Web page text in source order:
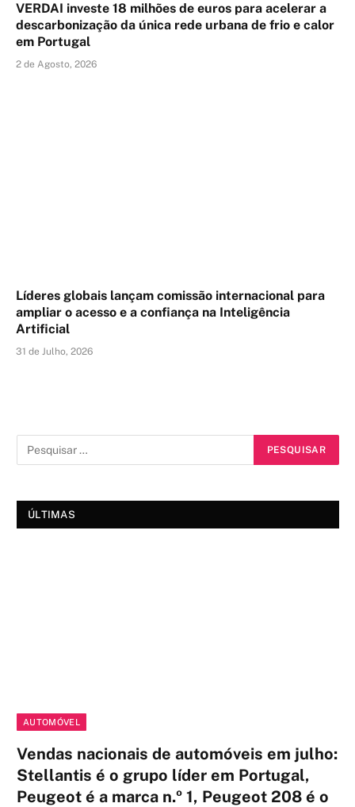
VERDAI investe 18 milhões de euros para acelerar a
descarbonização da única rede urbana de frio e calor
em Portugal
2 de Agosto, 2026
Líderes globais lançam comissão internacional para
ampliar o acesso e a confiança na Inteligência
Artificial
31 de Julho, 2026
ÚLTIMAS
AUTOMÓVEL
Vendas nacionais de automóveis em julho:
Stellantis é o grupo líder em Portugal,
Peugeot é a marca n.º 1, Peugeot 208 é o